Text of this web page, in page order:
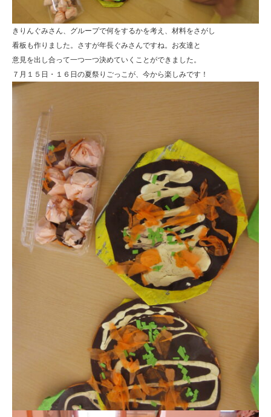
きりんぐみさん、グループで何をするかを考え、材料をさがし
看板も作りました。さすが年長ぐみさんですね。お友達と
意見を出し合って一つ一つ決めていくことができました。
７月１５日・１６日の夏祭りごっこが、今から楽しみです！